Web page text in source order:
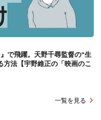
で飛躍。天野千尋監督の“生
方法【宇野維正の「映画のこ
一覧を見る